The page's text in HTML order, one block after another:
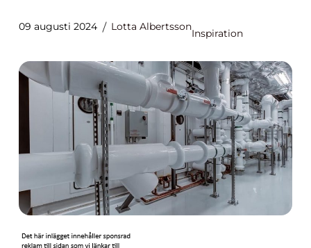
09 augusti 2024 Lotta Albertsson
Inspiration